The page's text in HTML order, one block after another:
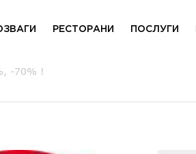
РЕСТОРАНИ ПОСЛУГИ
-70% !